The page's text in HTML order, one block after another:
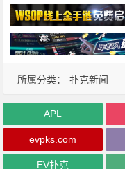
所属分类： 扑克新闻
APL
evpks.com
EV扑克